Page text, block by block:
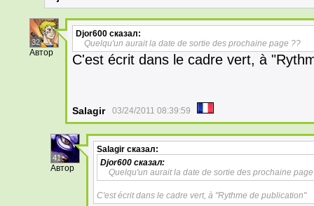
32
Автор
Djor600 сказал:
Quelqu'un aurait la date de sortie des prochaine page ??
C'est écrit dans le cadre vert, à
Salagir 03/24/2011 08:39:59
41
Автор
Salagir сказал:
Djor600 сказал:
Quelqu'un aurait la date de sortie des prochaine
C'est écrit dans le cadre vert, à "Rythme de publication"